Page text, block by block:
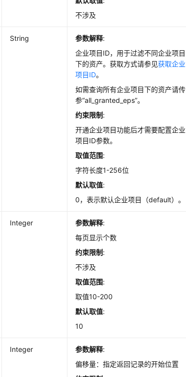
不涉及
String 参数解释:
企业项目ID，用于过滤不同企业项目
下的资产。获取方式请参见获取企业
项目ID。
如需查询所有企业项目下的资产请传
参“all_granted_eps”。
约束限制 :
开通企业项目功能后才需要配置企业
项目ID参数。
取值范围:
字符长度1-256位
默认取值:
0，表示默认企业项目（default）。
Integer 参数解释:
每页显示个数
约束限制 :
不涉及
取值范围:
取值10-200
默认取值:
10
Integer 参数解释:
偏移量：指定返回记录的开始位置